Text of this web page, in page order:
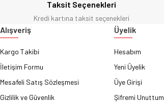
Taksit Seçenekleri
Kredi kartına taksit seçenekleri
Alışveriş
Kargo Takibi
İletişim Formu
Mesafeli Satış Sözleşmesi
Gizlilik ve Güvenlik
Üyelik
Hesabım
Yeni Üyelik
Üye Girişi
Şifremi Unuttum